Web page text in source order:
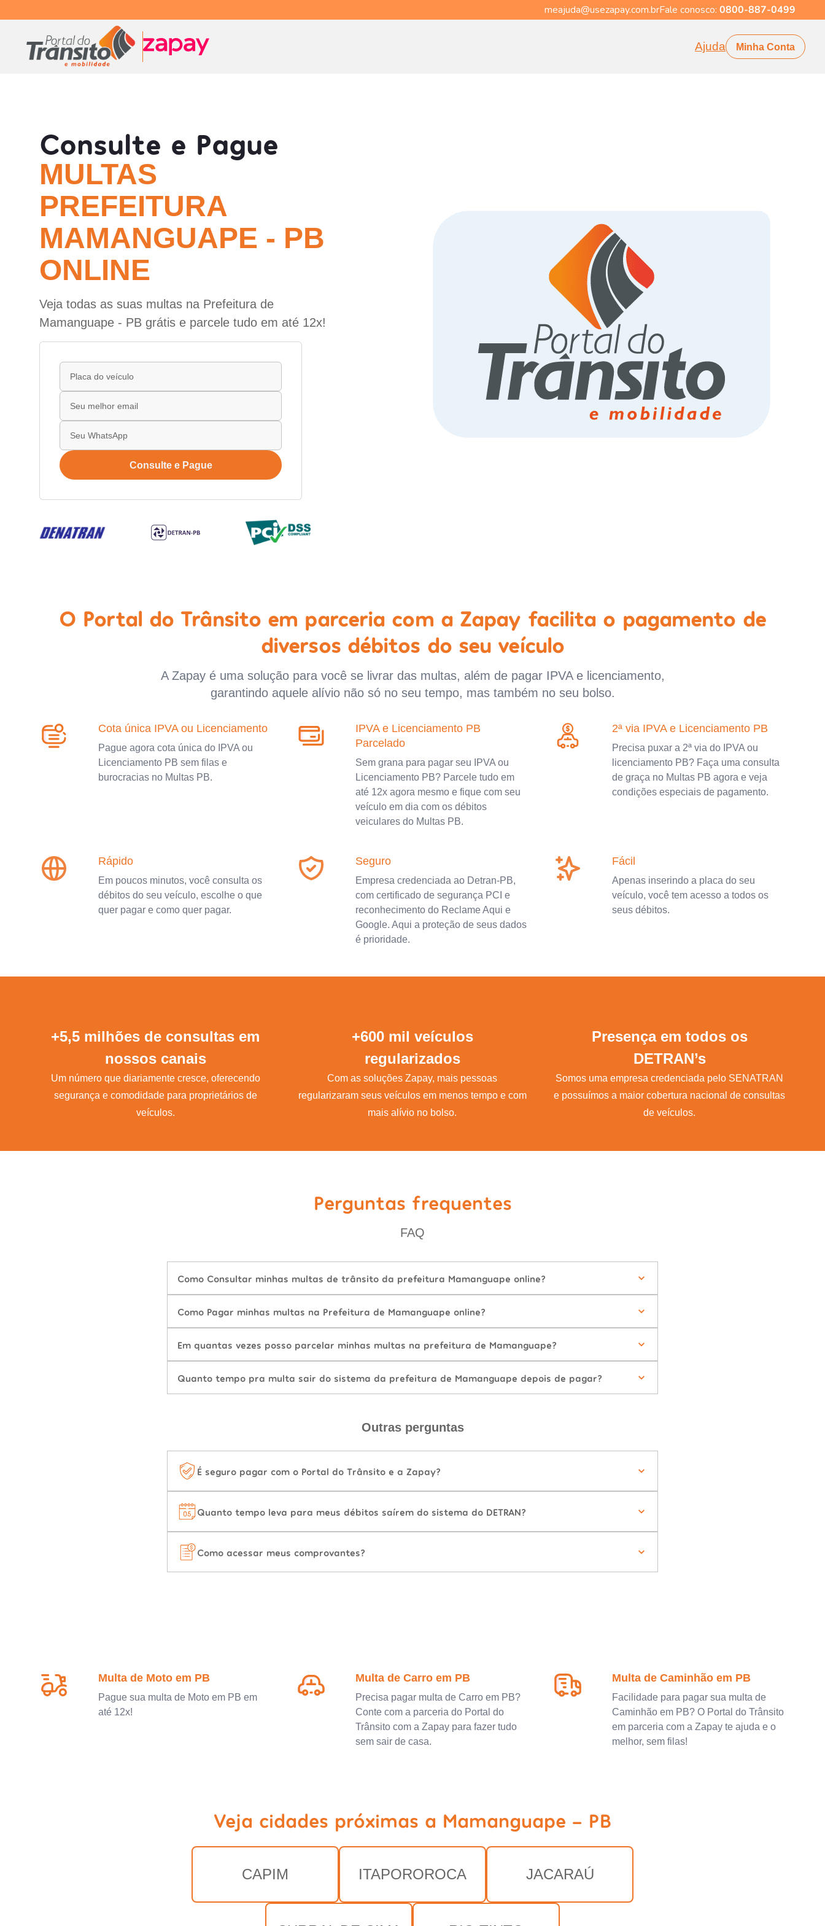
meajuda@usezapay.com.brFale conosco: 0800-887-0499
Ajuda Minha Conta
Consulte e Pague
MULTAS
PREFEITURA
MAMANGUAPE - PB
ONLINE
Veja todas as suas multas na Prefeitura de
Mamanguape - PB grátis e parcele tudo em até 12x!
Consulte e Pague
O Portal do Trânsito em parceria com a Zapay facilita o pagamento de
diversos débitos do seu veículo
A Zapay é uma solução para você se livrar das multas, além de pagar IPVA e licenciamento,
garantindo aquele alívio não só no seu tempo, mas também no seu bolso.
Cota única IPVA ou Licenciamento
Pague agora cota única do IPVA ou
Licenciamento PB sem filas e
burocracias no Multas PB.
IPVA e Licenciamento PB
Parcelado
Sem grana para pagar seu IPVA ou
Licenciamento PB? Parcele tudo em
até 12x agora mesmo e fique com seu
veículo em dia com os débitos
veiculares do Multas PB.
2ª via IPVA e Licenciamento PB
Precisa puxar a 2ª via do IPVA ou
licenciamento PB? Faça uma consulta
de graça no Multas PB agora e veja
condições especiais de pagamento.
Rápido
Em poucos minutos, você consulta os
débitos do seu veículo, escolhe o que
quer pagar e como quer pagar.
Seguro
Empresa credenciada ao Detran-PB,
com certificado de segurança PCI e
reconhecimento do Reclame Aqui e
Google. Aqui a proteção de seus dados
é prioridade.
Fácil
Apenas inserindo a placa do seu
veículo, você tem acesso a todos os
seus débitos.
+5,5 milhões de consultas em
nossos canais
Um número que diariamente cresce, oferecendo
segurança e comodidade para proprietários de
veículos.
+600 mil veículos
regularizados
Com as soluções Zapay, mais pessoas
regularizaram seus veículos em menos tempo e com
mais alívio no bolso.
Presença em todos os
DETRAN’s
Somos uma empresa credenciada pelo SENATRAN
e possuímos a maior cobertura nacional de consultas
de veículos.
Perguntas frequentes
FAQ
Como Consultar minhas multas de trânsito da prefeitura Mamanguape online?
Como Pagar minhas multas na Prefeitura de Mamanguape online?
Em quantas vezes posso parcelar minhas multas na prefeitura de Mamanguape?
Quanto tempo pra multa sair do sistema da prefeitura de Mamanguape depois de pagar?
Outras perguntas
É seguro pagar com o Portal do Trânsito e a Zapay?
Quanto tempo leva para meus débitos saírem do sistema do DETRAN?
Como acessar meus comprovantes?
Multa de Moto em PB
Pague sua multa de Moto em PB em
até 12x!
Multa de Carro em PB
Precisa pagar multa de Carro em PB?
Conte com a parceria do Portal do
Trânsito com a Zapay para fazer tudo
sem sair de casa.
Multa de Caminhão em PB
Facilidade para pagar sua multa de
Caminhão em PB? O Portal do Trânsito
em parceria com a Zapay te ajuda e o
melhor, sem filas!
Veja cidades próximas a Mamanguape - PB
CAPIM ITAPOROROCA JACARAÚ